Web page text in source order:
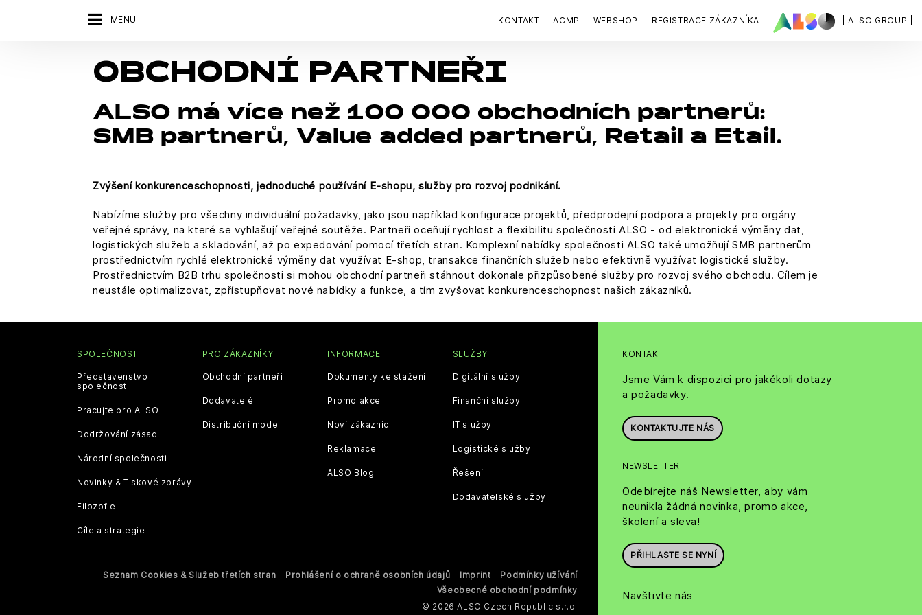
MENU | ALSO GROUP |
KONTAKT ACMP WEBSHOP REGISTRACE ZÁKAZNÍKA
OBCHODNÍ PARTNEŘI
ALSO má více než 100 000 obchodních partnerů:
SMB partnerů, Value added partnerů, Retail a Etail.
Zvýšení konkurenceschopnosti, jednoduché používání E-shopu, služby pro rozvoj podnikání.
Nabízíme služby pro všechny individuální požadavky, jako jsou například konfigurace projektů, předprodejní podpora a projekty pro orgány
veřejné správy, na které se vyhlašují veřejné soutěže. Partneři oceňují rychlost a flexibilitu společnosti ALSO - od elektronické výměny dat,
logistických služeb a skladování, až po expedování pomocí třetích stran. Komplexní nabídky společnosti ALSO také umožňují SMB partnerům
prostřednictvím rychlé elektronické výměny dat využívat E-shop, transakce finančních služeb nebo efektivně využívat logistické služby.
Prostřednictvím B2B trhu společnosti si mohou obchodní partneři stáhnout dokonale přizpůsobené služby pro rozvoj svého obchodu. Cílem je
neustále optimalizovat, zpřístupňovat nové nabídky a funkce, a tím zvyšovat konkurenceschopnost našich zákazníků.
KONTAKT
Jsme Vám k dispozici pro jakékoli dotazy
a požadavky.
KONTAKTUJTE NÁS
NEWSLETTER
Odebírejte náš Newsletter, aby vám
neunikla žádná novinka, promo akce,
školení a sleva!
PŘIHLASTE SE NYNÍ
Navštivte nás
SPOLEČNOST
Představenstvo
společnosti
Pracujte pro ALSO
Dodržování zásad
Národní společnosti
Novinky & Tiskové zprávy
Filozofie
Cíle a strategie
PRO ZÁKAZNÍKY
Obchodní partneři
Dodavatelé
Distribuční model
INFORMACE
Dokumenty ke stažení
Promo akce
Noví zákazníci
Reklamace
ALSO Blog
SLUŽBY
Digitální služby
Finanční služby
IT služby
Logistické služby
Řešení
Dodavatelské služby
Seznam Cookies & Služeb třetích stran Prohlášení o ochraně osobních údajů Imprint
Podmínky užívání
Všeobecné obchodní podmínky
© 2026 ALSO Czech Republic s.r.o.